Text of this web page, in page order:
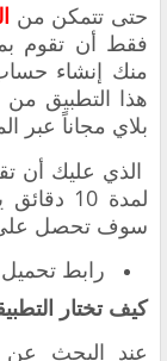
‏حتى تتمكن من
فقط أن تقوم
منك إنشاء
هذا التطبيق
بلاي مجاناً عبر
الذي عليك أن
لمدة
سوف تحصل على
‏رابط
كيف تختار
عند البحث عن